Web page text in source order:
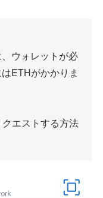
ウォレットが必
ETHがかかりま
エストする方法